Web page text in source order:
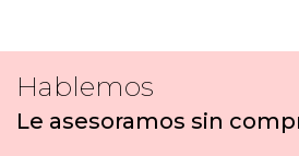
Hablemos
Le asesoramos sin